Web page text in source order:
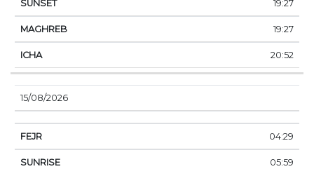
19:27
19:27
20:52
15/08/2026
04:29
05:59